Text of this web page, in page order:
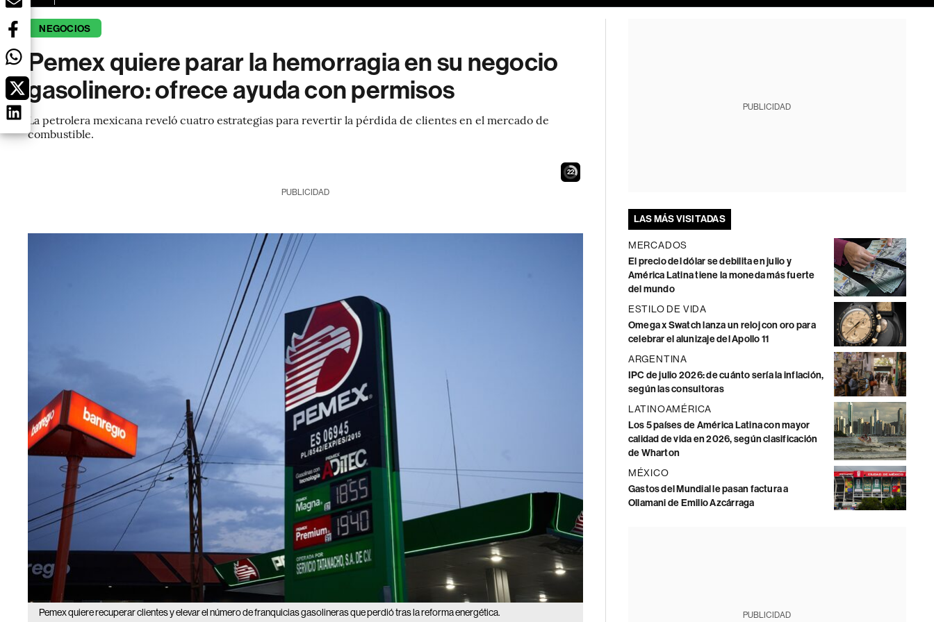
NEGOCIOS
Pemex quiere parar la hemorragia en su negocio
gasolinero: ofrece ayuda con permisos
La petrolera mexicana reveló cuatro estrategias para revertir la pérdida de clientes en el mercado de
combustible.
21
PUBLICIDAD
Pemex quiere recuperar clientes y elevar el número de franquicias gasolineras que perdió tras la reforma energética.
PUBLICIDAD
LAS MÁS VISITADAS
MERCADOS
El precio del dólar se debilita en julio y
América Latina tiene la moneda más fuerte
del mundo
ESTILO DE VIDA
Omega x Swatch lanza un reloj con oro para
celebrar el alunizaje del Apollo 11
ARGENTINA
IPC de julio 2026: de cuánto sería la inflación,
según las consultoras
LATINOAMÉRICA
Los 5 países de América Latina con mayor
calidad de vida en 2026, según clasificación
de Wharton
MÉXICO
Gastos del Mundial le pasan factura a
Ollamani de Emilio Azcárraga
PUBLICIDAD